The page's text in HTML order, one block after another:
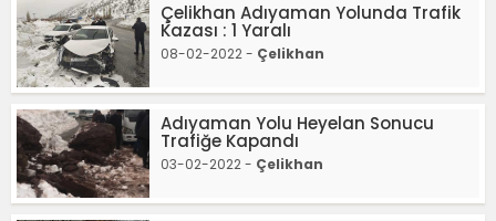
Çelikhan Adıyaman Yolunda Trafik
Kazası : 1 Yaralı
08-02-2022 - Çelikhan
Adıyaman Yolu Heyelan Sonucu
Trafiğe Kapandı
03-02-2022 - Çelikhan